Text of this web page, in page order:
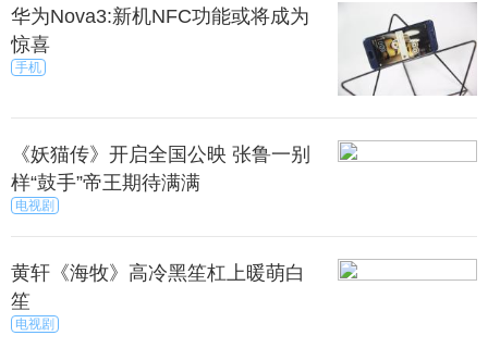
华为Nova3:新机NFC功能或将成为
惊喜
手机
《妖猫传》开启全国公映 张鲁一别
样“鼓手”帝王期待满满
电视剧
黄轩《海牧》高冷黑笙杠上暖萌白
笙
电视剧